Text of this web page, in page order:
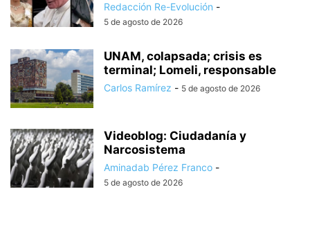
Redacción Re-Evolución -
5 de agosto de 2026
UNAM, colapsada; crisis es
terminal; Lomeli, responsable
Carlos Ramírez - 5 de agosto de 2026
Videoblog: Ciudadanía y
Narcosistema
Aminadab Pérez Franco -
5 de agosto de 2026